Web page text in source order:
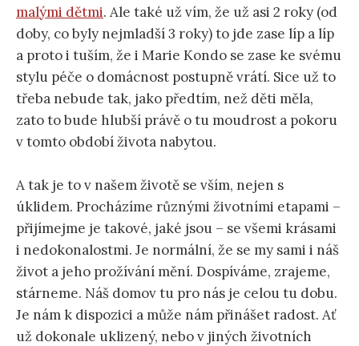
malými dětmi. Ale také už vím, že už asi 2 roky (od
doby, co byly nejmladší 3 roky) to jde zase líp a líp
a proto i tuším, že i Marie Kondo se zase ke svému
stylu péče o domácnost postupně vrátí. Sice už to
třeba nebude tak, jako předtím, než děti měla,
zato to bude hlubší právě o tu moudrost a pokoru
v tomto období života nabytou.
A tak je to v našem životě se vším, nejen s
úklidem. Procházíme různými životními etapami –
přijímejme je takové, jaké jsou – se všemi krásami
i nedokonalostmi. Je normální, že se my sami i náš
život a jeho prožívání mění. Dospíváme, zrajeme,
stárneme. Náš domov tu pro nás je celou tu dobu.
Je nám k dispozici a může nám přinášet radost. Ať
už dokonale uklizený, nebo v jiných životních